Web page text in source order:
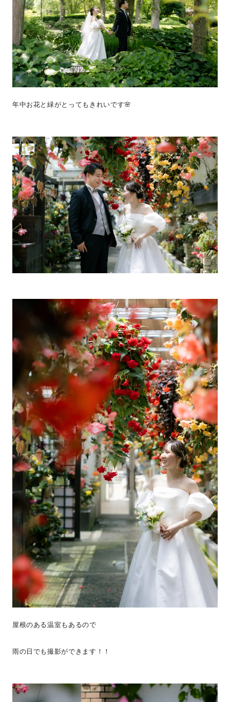
年中お花と緑がとってもきれいです🌸
屋根のある温室もあるので
雨の日でも撮影ができます！！